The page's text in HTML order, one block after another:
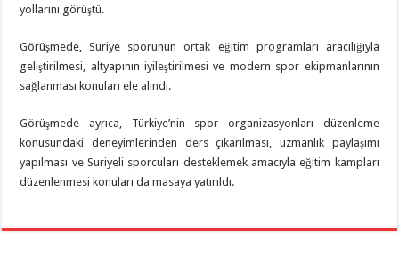
yollarını görüştü.
Görüşmede, Suriye sporunun ortak eğitim programları aracılığıyla
geliştirilmesi, altyapının iyileştirilmesi ve modern spor ekipmanlarının
sağlanması konuları ele alındı.
Görüşmede ayrıca, Türkiye’nin spor organizasyonları düzenleme
konusundaki deneyimlerinden ders çıkarılması, uzmanlık paylaşımı
yapılması ve Suriyeli sporcuları desteklemek amacıyla eğitim kampları
düzenlenmesi konuları da masaya yatırıldı.